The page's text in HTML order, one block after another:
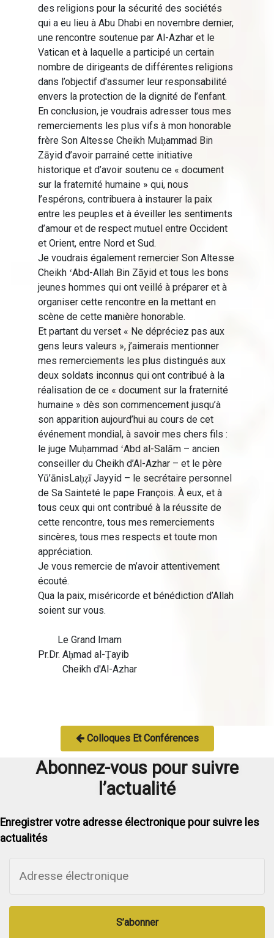
des religions pour la sécurité des sociétés
qui a eu lieu à Abu Dhabi en novembre dernier,
une rencontre soutenue par Al-Azhar et le
Vatican et à laquelle a participé un certain
nombre de dirigeants de différentes religions
dans l’objectif d'assumer leur responsabilité
envers la protection de la dignité de l’enfant.
En conclusion, je voudrais adresser tous mes
remerciements les plus vifs à mon honorable
frère Son Altesse Cheikh Muḥammad Bin
Zāyid d’avoir parrainé cette initiative
historique et d’avoir soutenu ce « document
sur la fraternité humaine » qui, nous
l’espérons, contribuera à instaurer la paix
entre les peuples et à éveiller les sentiments
d’amour et de respect mutuel entre Occident
et Orient, entre Nord et Sud.
Je voudrais également remercier Son Altesse
Cheikh ʻAbd-Allah Bin Zāyid et tous les bons
jeunes hommes qui ont veillé à préparer et à
organiser cette rencontre en la mettant en
scène de cette manière honorable.
Et partant du verset « Ne dépréciez pas aux
gens leurs valeurs », j’aimerais mentionner
mes remerciements les plus distingués aux
deux soldats inconnus qui ont contribué à la
réalisation de ce « document sur la fraternité
humaine » dès son commencement jusqu’à
son apparition aujourd’hui au cours de cet
événement mondial, à savoir mes chers fils :
le juge Muḥammad ʻAbd al-Salām – ancien
conseiller du Cheikh d’Al-Azhar – et le père
Yū’ānisLaḥẓī Jayyid – le secrétaire personnel
de Sa Sainteté le pape François. À eux, et à
tous ceux qui ont contribué à la réussite de
cette rencontre, tous mes remerciements
sincères, tous mes respects et toute mon
appréciation.
Je vous remercie de m’avoir attentivement
écouté.
Qua la paix, miséricorde et bénédiction d’Allah
soient sur vous.
Le Grand Imam
Pr.Dr. Aḥmad al-Ṭayib
Cheikh d'Al-Azhar
Colloques Et Conférences
Abonnez-vous pour suivre
l’actualité
Enregistrer votre adresse électronique pour suivre les
actualités
S’abonner